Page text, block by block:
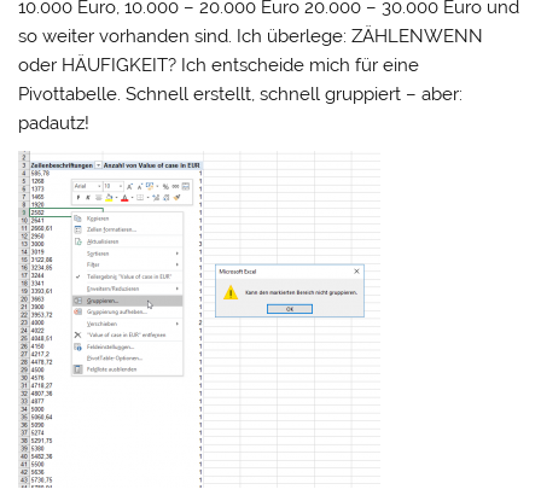
10.000 Euro, 10.000 – 20.000 Euro 20.000 – 30.000 Euro und
so weiter vorhanden sind. Ich überlege: ZÄHLENWENN
oder HÄUFIGKEIT? Ich entscheide mich für eine
Pivottabelle. Schnell erstellt, schnell gruppiert – aber:
padautz!